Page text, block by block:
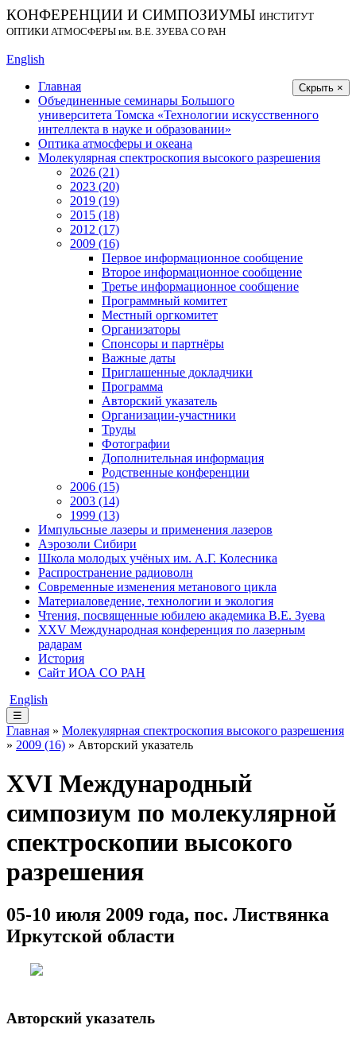
КОНФЕРЕНЦИИ И СИМПОЗИУМЫ ИНСТИТУТ
ОПТИКИ АТМОСФЕРЫ им. В.Е. ЗУЕВА СО РАН
English
Скрыть ×
Главная
Объединенные семинары Большого
университета Томска «Технологии искусственного
интеллекта в науке и образовании»
Оптика атмосферы и океана
Молекулярная спектроскопия высокого разрешения
2026 (21)
2023 (20)
2019 (19)
2015 (18)
2012 (17)
2009 (16)
Первое информационное сообщение
Второе информационное сообщение
Третье информационное сообщение
Программный комитет
Местный оргкомитет
Организаторы
Спонсоры и партнёры
Важные даты
Приглашенные докладчики
Программа
Авторский указатель
Организации-участники
Труды
Фотографии
Дополнительная информация
Родственные конференции
2006 (15)
2003 (14)
1999 (13)
Импульсные лазеры и применения лазеров
Аэрозоли Сибири
Школа молодых учёных им. А.Г. Колесника
Распространение радиоволн
Современные изменения метанового цикла
Материаловедение, технологии и экология
Чтения, посвященные юбилею академика В.Е. Зуева
XXV Международная конференция по лазерным
радарам
История
Сайт ИОА СО РАН
English
☰
Главная » Молекулярная спектроскопия высокого разрешения
» 2009 (16) » Авторский указатель
XVI Международный
симпозиум по молекулярной
спектроскопии высокого
разрешения
05-10 июля 2009 года, пос. Листвянка
Иркутской области
Авторский указатель